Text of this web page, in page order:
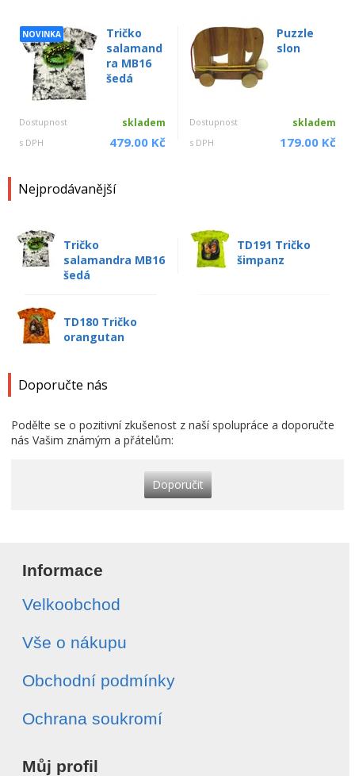
NOVINKA
Tričko
salamand
ra MB16
šedá
Dostupnost skladem
s DPH 479.00 Kč
Puzzle
slon
Dostupnost skladem
s DPH 179.00 Kč
Nejprodávanější
Tričko
salamandra MB16
šedá
TD191 Tričko
šimpanz
TD180 Tričko
orangutan
Doporučte nás
Podělte se o pozitivní zkušenost z naší spolupráce a doporučte
nás Vašim známým a přátelům:
Doporučit
Informace
Velkoobchod
Vše o nákupu
Obchodní podmínky
Ochrana soukromí
Můj profil